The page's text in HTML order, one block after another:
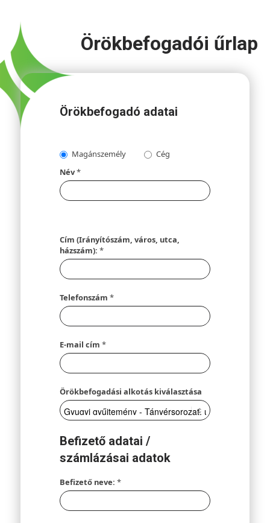
Örökbefogadói űrlap
Örökbefogadó adatai
Magánszemély
Cég
Név*
Cím (Irányítószám, város, utca,
házszám): *
Telefonszám *
E-mail cím *
Örökbefogadási alkotás kiválasztása
Befizető adatai /
számlázásai adatok
Befizető neve: *